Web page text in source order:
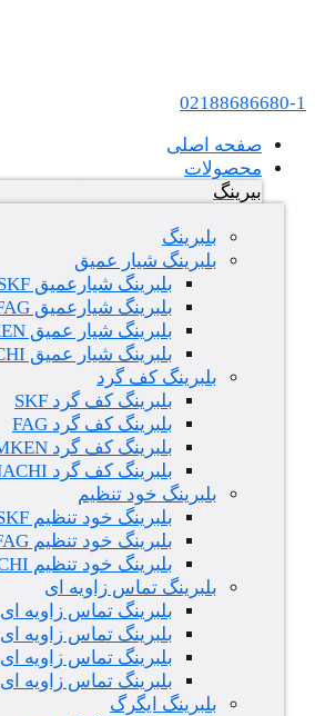
02188686680-1
صفحه اصلی
محصولات
بیرینگ
بلبرینگ
بلبرینگ شیار عمیق
بلبرینگ شیارعمیق SKF
بلبرینگ شیارعمیق FAG
بلبرینگ شیار عمیق TIMKEN
بلبرینگ شیار عمیق NACHI
بلبرینگ کف گرد
بلبرینگ کف گرد SKF
بلبرینگ کف گرد FAG
بلبرینگ کف گرد TIMKEN
بلبرینگ کف گرد NACHI
بلبرینگ خود تنظیم
بلبرینگ خود تنظیم SKF
بلبرینگ خود تنظیم FAG
بلبرینگ خود تنظیم NACHI
بلبرینگ تماس زاویه ای
بلبرینگ تماس زاویه ای SKF
بلبرینگ تماس زاویه ای FAG
بلبرینگ تماس زاویه ای TIMKEN
بلبرینگ تماس زاویه ای NACHI
بلبرینگ ایگرگ